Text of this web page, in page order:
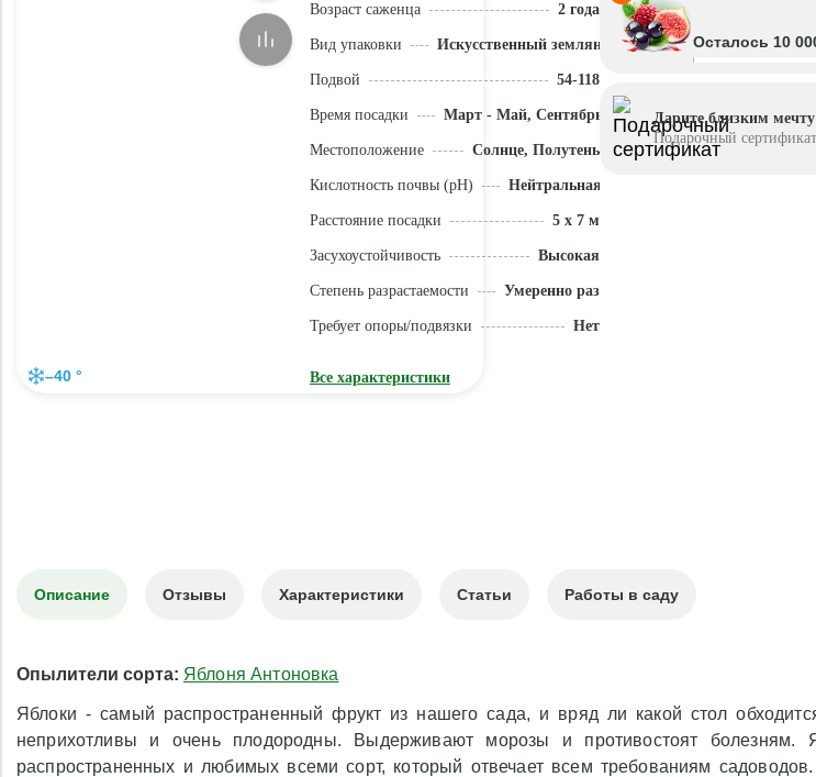
–40 °
Возраст саженца 2 года
Вид упаковки Искусственный земляной ком
Подвой 54-118
Время посадки Март - Май, Сентябрь - Октябрь
Местоположение Солнце, Полутень
Кислотность почвы (pH) Нейтральная (5,5 - 7)
Расстояние посадки 5 x 7 м
Засухоустойчивость Высокая
Степень разрастаемости Умеренно разрастается
Требует опоры/подвязки Нет
Все характеристики
Осталось 10
Дарите близким
Подарочный сертификат
Описание Отзывы Характеристики Статьи Работы в саду
Опылители сорта: Яблоня Антоновка
Яблоки - самый распространенный фрукт из нашего сада, и вряд ли какой стол
неприхотливы и очень плодородны. Выдерживают морозы и противостоят
распространенных и любимых всеми сорт, который отвечает всем требованиям